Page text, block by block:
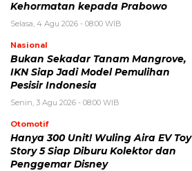
Kehormatan kepada Prabowo
Selasa, 4 Agu 2026 - 08:00 WIB
Nasional
Bukan Sekadar Tanam Mangrove,
IKN Siap Jadi Model Pemulihan
Pesisir Indonesia
Senin, 3 Agu 2026 - 08:00 WIB
Otomotif
Hanya 300 Unit! Wuling Aira EV Toy
Story 5 Siap Diburu Kolektor dan
Penggemar Disney